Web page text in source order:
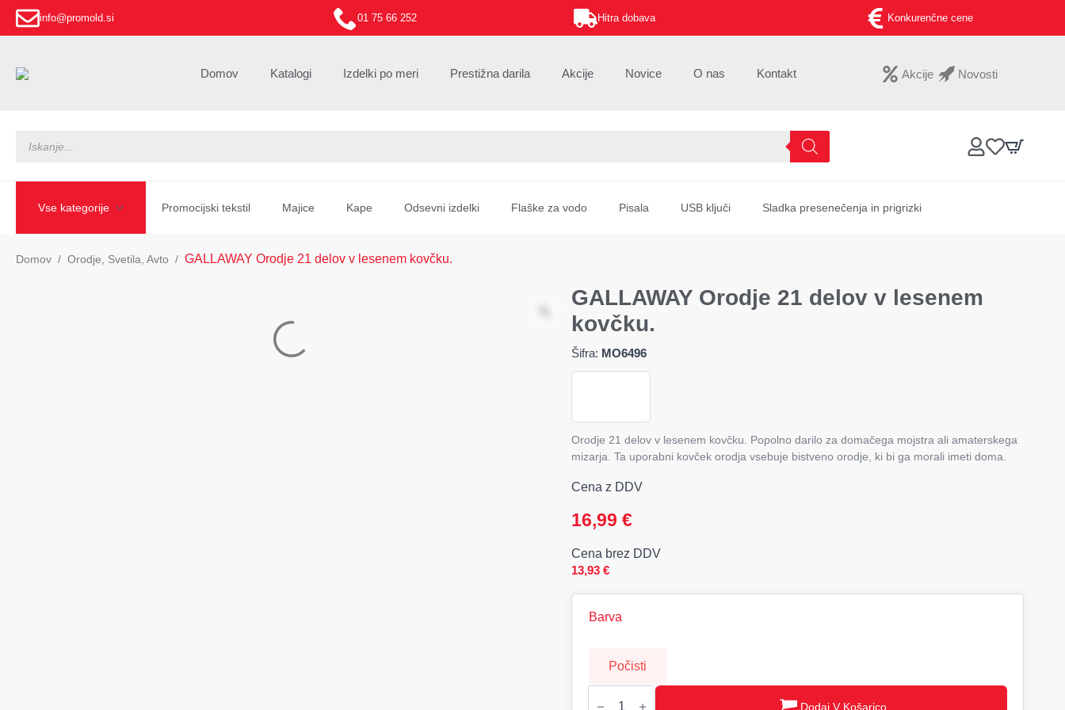
info@promold.si 01 75 66 252 Hitra dobava Konkurenčne cene
Domov Katalogi Izdelki po meri Prestižna darila Akcije Novice O nas Kontakt Akcije Novosti
search
Vse kategorije Promocijski tekstil Majice Kape Odsevni izdelki Flaške za vodo Pisala USB ključi Sladka presenečenja in prigrizki
Domov Orodje, Svetila, Avto GALLAWAY Orodje 21 delov v lesenem kovčku.
GALLAWAY Orodje 21 delov v lesenem
kovčku.
Šifra: MO6496
Orodje 21 delov v lesenem kovčku. Popolno darilo za domačega mojstra ali amaterskega
mizarja. Ta uporabni kovček orodja vsebuje bistveno orodje, ki bi ga morali imeti doma.
Cena z DDV
16,99€
Cena brez DDV
13,93€
Barva
Počisti
GALLAWAY
Orodje
Dodaj V Košarico